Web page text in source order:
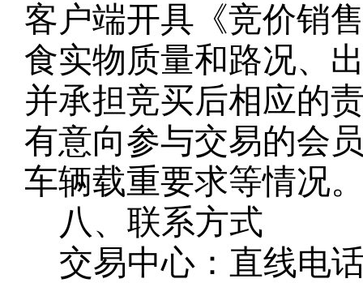
客户端开具《竞价销
食实物质量和路况、
并承担竞买后相应的
有意向参与交易的会
车辆载重要求等情况
八、联系方式
交易中心：直线电